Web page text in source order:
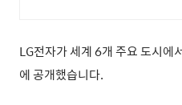
LG전자가 세계 6개 주요 도시에
에 공개했습니다.